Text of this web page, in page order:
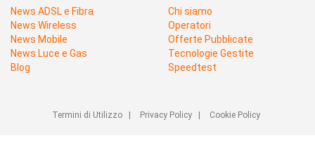
News ADSL e Fibra
News Wireless
News Mobile
News Luce e Gas
Blog
Chi siamo
Operatori
Offerte Pubblicate
Tecnologie Gestite
Speedtest
Termini di Utilizzo| Privacy Policy| Cookie Policy